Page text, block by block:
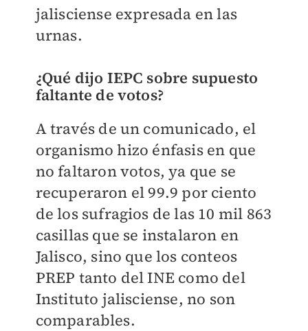
jalisciense expresada en las
urnas.
¿Qué dijo IEPC sobre supuesto
faltante de votos?
A través de un comunicado, el
organismo hizo énfasis en que
no faltaron votos, ya que se
recuperaron el 99.9 por ciento
de los sufragios de las 10 mil 863
casillas que se instalaron en
Jalisco, sino que los conteos
PREP tanto del INE como del
Instituto jalisciense, no son
comparables.